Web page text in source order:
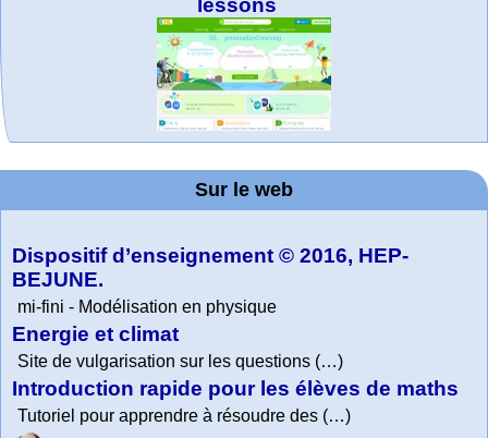
Wolfram
Mathematica
Tutorial
Collection
lessons
MATHCURVE.CO
M
WolframTones :
Generate a
Composition
Office fédéral de
la statistique
Wolfram web
resources
Wolfram
Demonstrations
Project. College
Physics
La société 2018
expliquée à mon
grand-père
TED Talks
Wolfram
Education Portal
Sur le web
Dispositif d’enseignement © 2016, HEP-
BEJUNE.
mi-fini - Modélisation en physique
Energie et climat
Site de vulgarisation sur les questions (…)
Introduction rapide pour les élèves de maths
Tutoriel pour apprendre à résoudre des (…)